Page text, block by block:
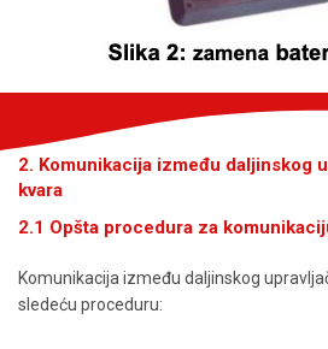
2. Komunikacija između daljinskog
kvara
2.1 Opšta procedura za
Komunikacija između daljinskog
sledeću proceduru: